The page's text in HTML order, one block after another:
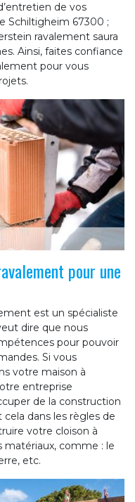
de vos
Schiltigheim 67300 ;
ravalement saura
Ainsi, faites confiance
pour vous
pour une
est un spécialiste
dire que nous
pour pouvoir
Si vous
votre maison à
entreprise
de la construction
dans les règles de
votre cloison à
comme : le
etc.